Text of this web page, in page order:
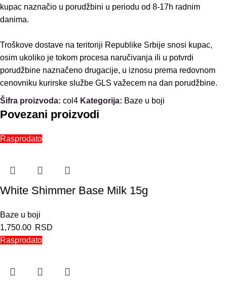
kupac naznačio u porudžbini u periodu od 8-17h radnim
danima.
Troškove dostave na teritoriji Republike Srbije snosi kupac,
osim ukoliko je tokom procesa naručivanja ili u potvrdi
porudžbine naznačeno drugacije, u iznosu prema redovnom
cenovniku kurirske službe GLS važecem na dan porudžbine.
Šifra proizvoda: col4 Kategorija: Baze u boji
Povezani proizvodi
Rasprodato
White Shimmer Base Milk 15g
Baze u boji
1,750.00 RSD
Rasprodato